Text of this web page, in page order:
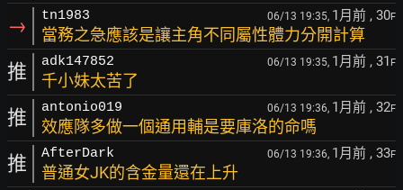
→ tn1983 06/13 19:35, 1月前 , 30F
當務之急應該是讓主角不同屬性體力分開計算
推 adk147852 06/13 19:35, 1月前 , 31 F
千小妹太苦了
推 antonio019 06/13 19:36, 1月前 , 32F
效應隊多做一個通用輔是要庫洛的命嗎
推 AfterDark 06/13 19:36, 1月前 , 33F
普通女JK的含金量還在上升